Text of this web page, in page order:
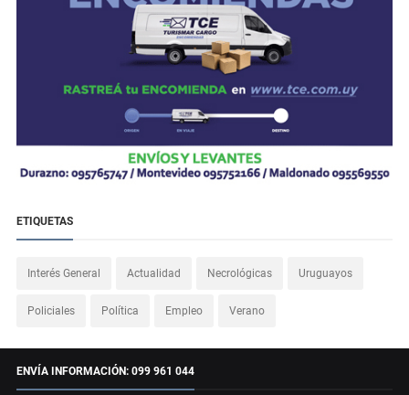
ETIQUETAS
Interés General Actualidad Necrológicas Uruguayos
Policiales Política Empleo Verano
ENVÍA INFORMACIÓN: 099 961 044